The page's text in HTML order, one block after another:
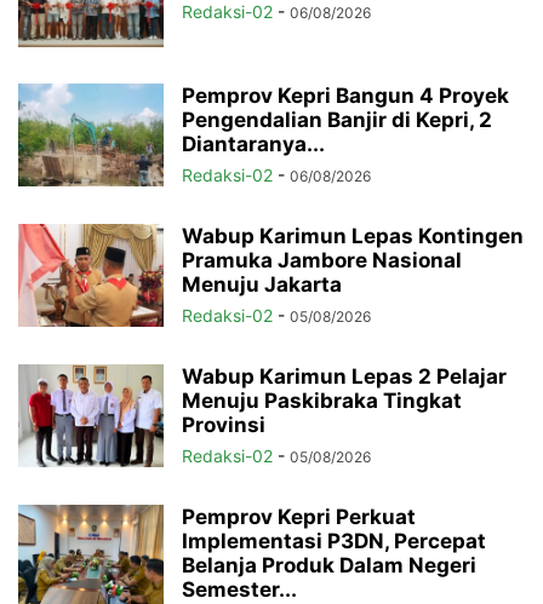
Redaksi-02 - 06/08/2026
Pemprov Kepri Bangun 4 Proyek
Pengendalian Banjir di Kepri, 2
Diantaranya...
Redaksi-02 - 06/08/2026
Wabup Karimun Lepas Kontingen
Pramuka Jambore Nasional
Menuju Jakarta
Redaksi-02 - 05/08/2026
Wabup Karimun Lepas 2 Pelajar
Menuju Paskibraka Tingkat
Provinsi
Redaksi-02 - 05/08/2026
Pemprov Kepri Perkuat
Implementasi P3DN, Percepat
Belanja Produk Dalam Negeri
Semester...